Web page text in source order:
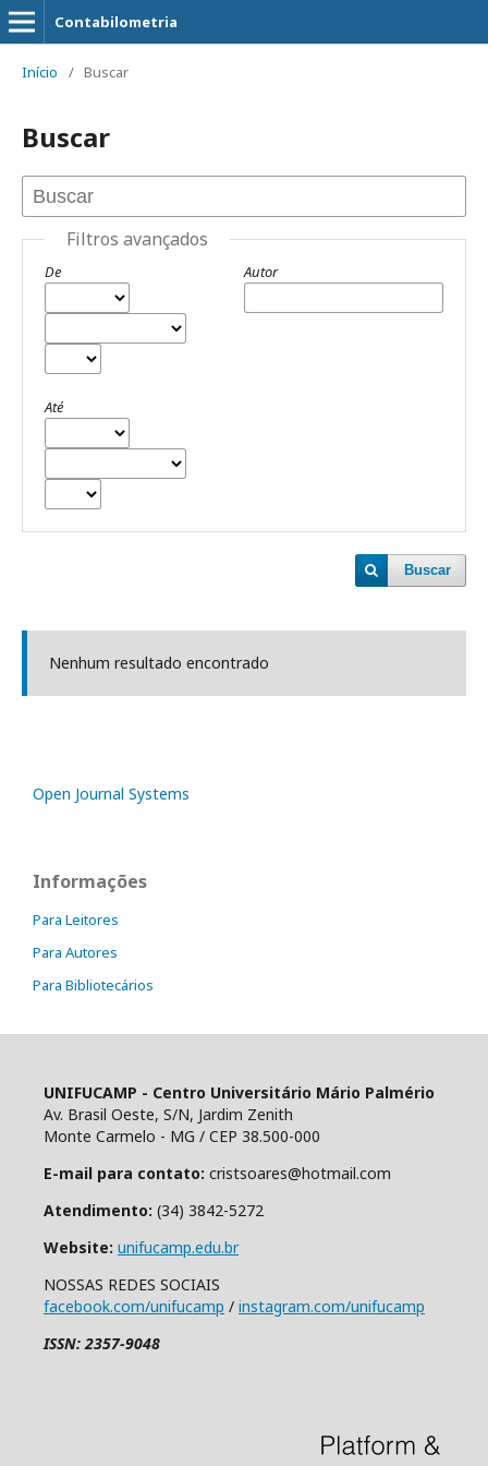
Contabilometria
Início / Buscar
Buscar
Filtros avançados
De
Até
Autor
Buscar
Nenhum resultado encontrado
Open Journal Systems
Informações
Para Leitores
Para Autores
Para Bibliotecários
UNIFUCAMP - Centro Universitário Mário Palmério
Av. Brasil Oeste, S/N, Jardim Zenith
Monte Carmelo - MG / CEP 38.500-000
E-mail para contato: cristsoares@hotmail.com
Atendimento: (34) 3842-5272
Website: unifucamp.edu.br
NOSSAS REDES SOCIAIS
facebook.com/unifucamp / instagram.com/unifucamp
ISSN: 2357-9048